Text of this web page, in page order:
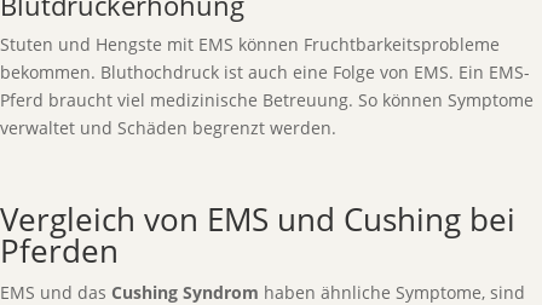
Stuten und Hengste mit EMS können Fruchtbarkeitsprobleme
bekommen. Bluthochdruck ist auch eine Folge von EMS. Ein EMS-
Pferd braucht viel medizinische Betreuung. So können Symptome
verwaltet und Schäden begrenzt werden.
Vergleich von EMS und Cushing bei
Pferden
EMS und das Cushing Syndrom haben ähnliche Symptome, sind